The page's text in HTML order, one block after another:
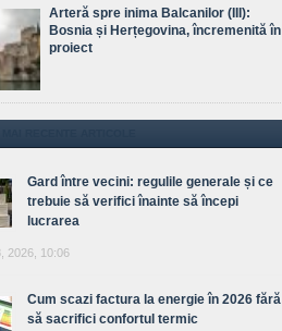
Arteră spre inima Balcanilor (III):
Bosnia și Herțegovina, încremenită în
proiect
Gard între vecini: regulile generale și ce
trebuie să verifici înainte să începi
lucrarea
2026, 10:06
Cum scazi factura la energie în 2026 fără
să sacrifici confortul termic